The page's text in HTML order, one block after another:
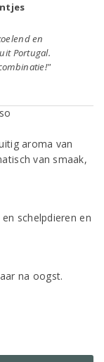
en
Portugal.
aroma van
van smaak,
schelpdieren en
na oogst.